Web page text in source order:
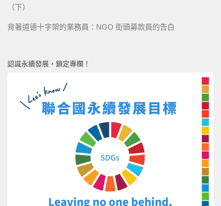
（下）
背著道德十字架的業務員：NGO 街頭募款員的告白
認識永續發展，鎖定專欄！